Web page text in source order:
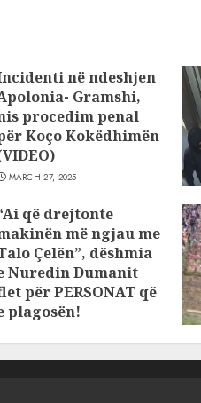
në ndeshjen
Gramshi,
procedim penal
Koço Kokëdhimën
MARCH 27, 2025
që drejtonte
më ngjau me
Çelën”, dëshmia
Nuredin Dumanit
për PERSONAT që
plagosën!